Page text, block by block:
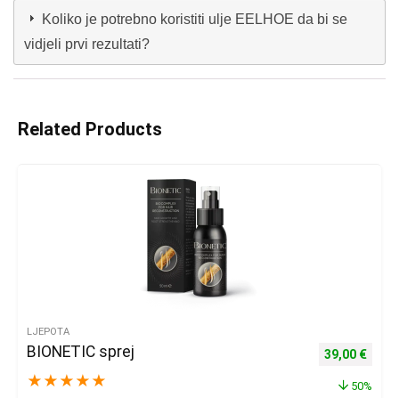
Koliko je potrebno koristiti ulje EELHOE da bi se
vidjeli prvi rezultati?
Related Products
LJEPOTA
BIONETIC sprej
★ ★ ★ ★ ★
Izvorna
39,00 €
50%